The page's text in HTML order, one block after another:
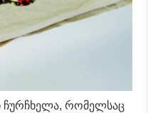
ჩურჩხელა, რომელსაც